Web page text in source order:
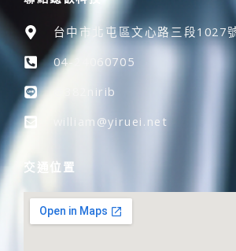
台中市北屯區文心路三段1027
04-24060705
@382nirib
william@yiruei.net
交通位置